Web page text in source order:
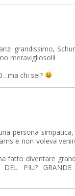
grandissimo,
meraviglioso!!!
chi sei?
persona
e non voleva
fatto diventare
DEL PIU?